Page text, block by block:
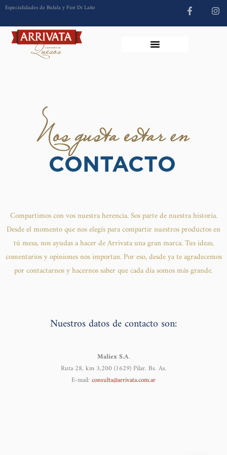
Especialidades de Bufala y Fior Di Latte
Compartimos con vos nuestra herencia. Sos parte de nuestra historia.
Desde el momento que nos elegís para compartir nuestros productos en
tú mesa, nos ayudas a hacer de Arrivata una gran marca. Tus ideas,
comentarios y opiniones nos importan. Por eso, desde ya te agradecemos
por contactarnos y hacernos saber que cada día somos más grande.
Nuestros datos de contacto son:
Maliex S.A.
Ruta 28, km 3,200 (1629) Pilar. Bs. As.
E-mail: consulta@arrivata.com.ar